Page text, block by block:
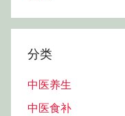
分类
中医养生
中医食补